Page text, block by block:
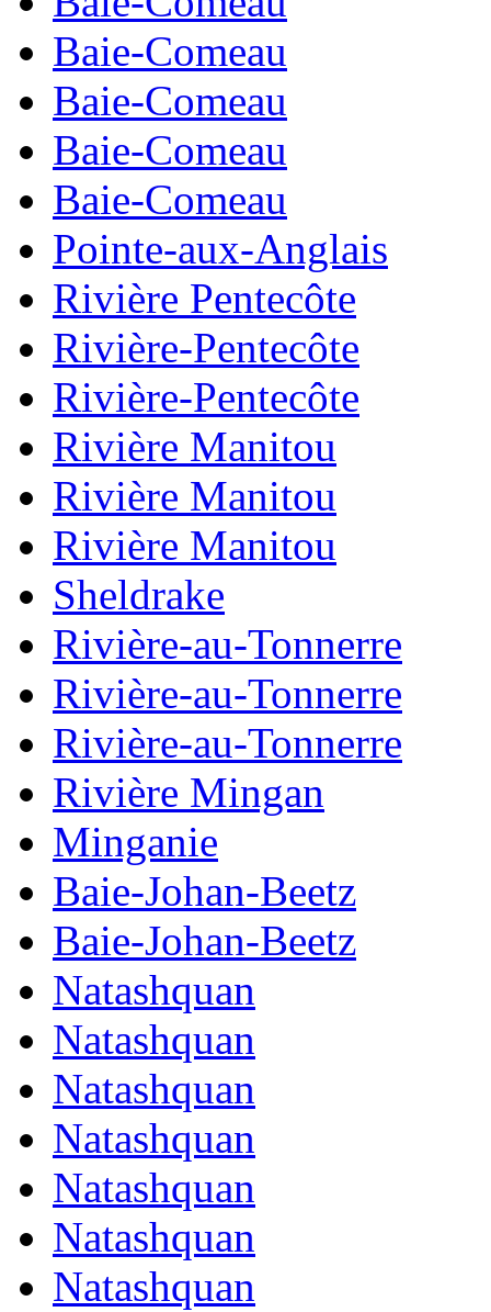
Baie-Comeau
Baie-Comeau
Baie-Comeau
Baie-Comeau
Pointe-aux-Anglais
Rivière Pentecôte
Rivière-Pentecôte
Rivière-Pentecôte
Rivière Manitou
Rivière Manitou
Rivière Manitou
Sheldrake
Rivière-au-Tonnerre
Rivière-au-Tonnerre
Rivière-au-Tonnerre
Rivière Mingan
Minganie
Baie-Johan-Beetz
Baie-Johan-Beetz
Natashquan
Natashquan
Natashquan
Natashquan
Natashquan
Natashquan
Natashquan